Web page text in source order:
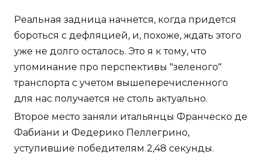
Реальная задница начнется, когда придется
бороться с дефляцией, и, похоже, ждать этого
уже не долго осталось. Это я к тому, что
упоминание про перспективы "зеленого"
транспорта с учетом вышеперечисленного
для нас получается не столь актуально.
Второе место заняли итальянцы Франческо де
Фабиани и Федерико Пеллегрино,
уступившие победителям 2,48 секунды.